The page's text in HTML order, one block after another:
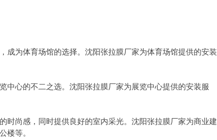
成为体育场馆的选择。沈阳张拉膜厂家为体育场馆提供的安装
中心的不二之选。沈阳张拉膜厂家为展览中心提供的安装服
时尚感，同时提供良好的室内采光。沈阳张拉膜厂家为商业建
楼等。